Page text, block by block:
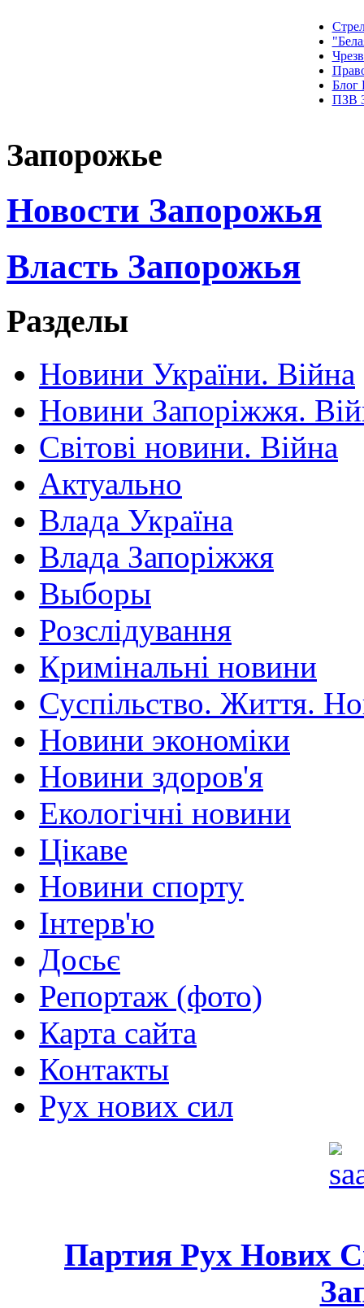
Блог
ПЗВ
Запорожье
Новости Запорожья
Власть Запорожья
Разделы
Новини України. Війна
Новини Запоріжжя.
Світові новини. Війна
Актуально
Влада Україна
Влада Запоріжжя
Выборы
Розслідування
Кримінальні новини
Суспільство. Життя.
Новини экономіки
Новини здоров'я
Екологічні новини
Цікаве
Новини спорту
Інтерв'ю
Досьє
Репортаж (фото)
Карта сайта
Контакты
Рух нових сил
Партия Рух Нових